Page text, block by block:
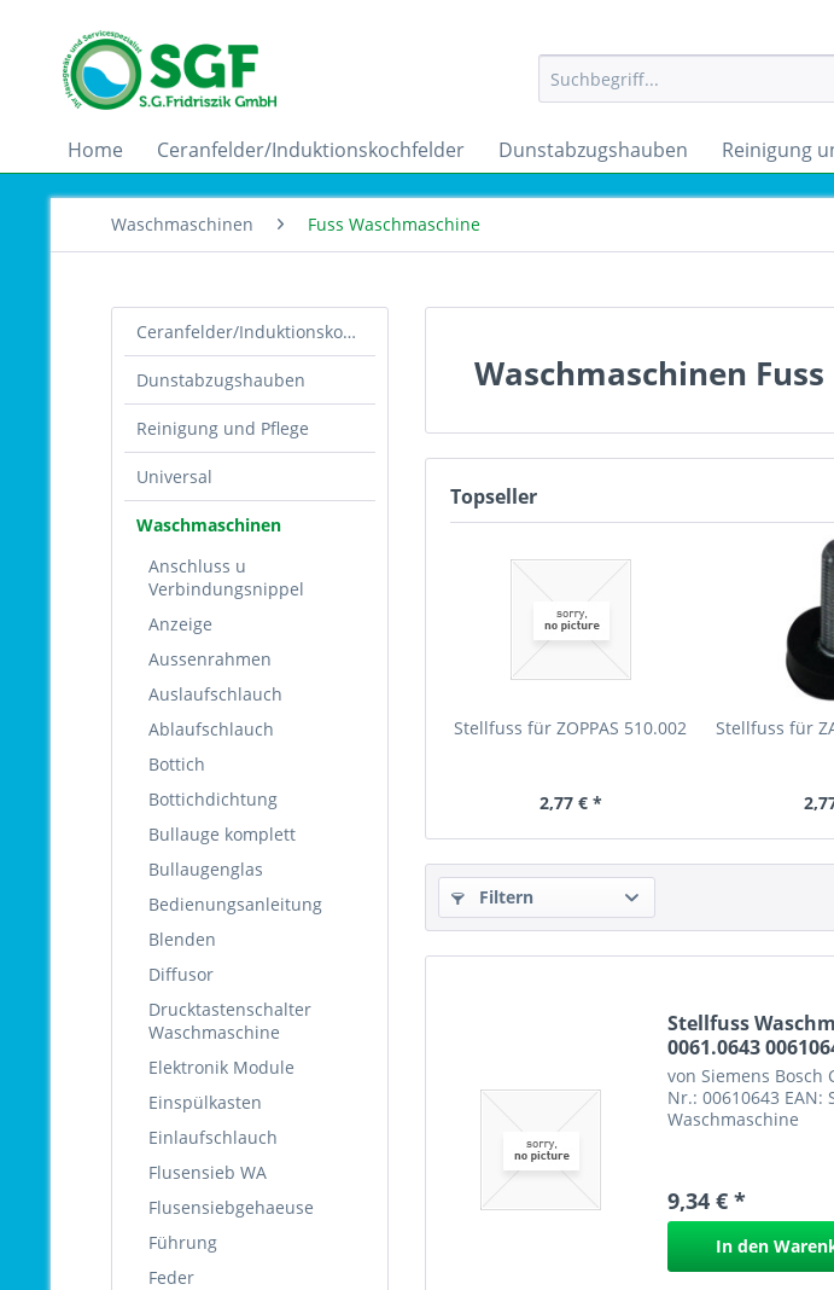
Home Ceranfelder/Induktionskochfelder Dunstabzugshauben Reinigung
Waschmaschinen Fuss Waschmaschine
Ceranfelder/Induktionskochfelder
Dunstabzugshauben
Reinigung und Pflege
Universal
Waschmaschinen
Anschluss u
Verbindungsnippel
Anzeige
Aussenrahmen
Auslaufschlauch
Ablaufschlauch
Bottich
Bottichdichtung
Bullauge komplett
Bullaugenglas
Bedienungsanleitung
Blenden
Diffusor
Drucktastenschalter
Waschmaschine
Elektronik Module
Einspülkasten
Einlaufschlauch
Flusensieb WA
Flusensiebgehaeuse
Führung
Feder
Waschmaschinen Fuss
Topseller
Stellfuss für ZOPPAS 510.002
2,77 € *
Stellfuss für
Filtern
Stellfuss
0061.0643
von Siemens Bosch
Nr.: 00610643 EAN:
Waschmaschine
9,34 € *
In den